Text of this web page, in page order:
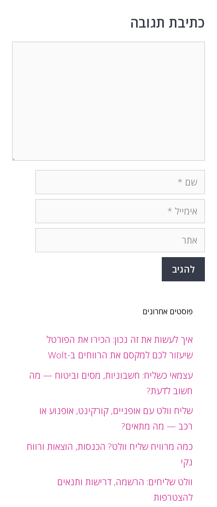
כתיבת תגובה
שם
אימייל
אתר
פוסטים אחרונים
איך לעשות את זה נכון: הכירו את הפורטל
שיעזור לכם למקסם את הרווחים ב-Wolt
עצמאי כשליח: חשבוניות, מסים וביטוח — מה
חשוב לדעת?
שליח וולט עם אופניים, קורקינט, אופנוע או
רכב — מה מתאים?
כמה מרוויח שליח וולט? הכנסות, הוצאות ורווח
נקי
וולט שליחים: הרשמה, דרישות ותנאים
להצטרפות